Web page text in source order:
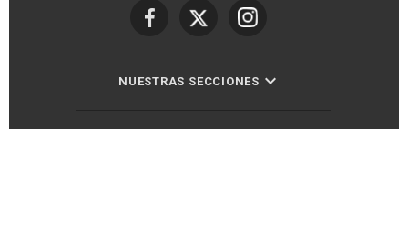
NUESTRAS SECCIONES